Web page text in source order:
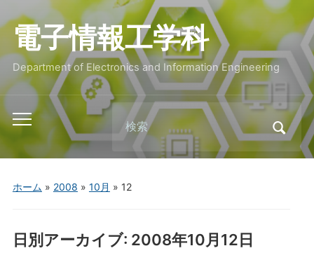
電子情報工学科
Department of Electronics and Information Engineering
Toggle
mobile
menu
Search
for:
ホーム » 2008 » 10月 » 12
日別アーカイブ: 2008年10月12日